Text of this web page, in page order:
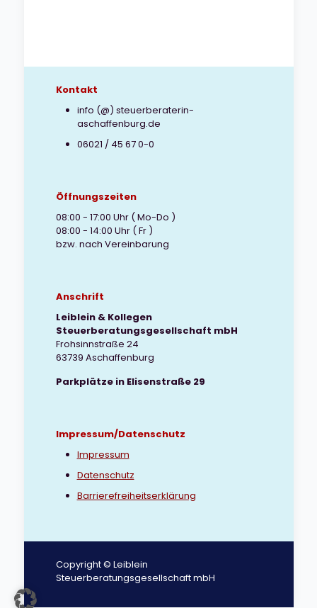
Kontakt
info (@) steuerberaterin-
aschaffenburg.de
06021 / 45 67 0-0
Öffnungszeiten
08:00 - 17:00 Uhr ( Mo-Do )
08:00 - 14:00 Uhr ( Fr )
bzw. nach Vereinbarung
Anschrift
Leiblein & Kollegen
Steuerberatungsgesellschaft mbH
Frohsinnstraße 24
63739 Aschaffenburg
Parkplätze in Elisenstraße 29
Impressum/Datenschutz
Impressum
Datenschutz
Barrierefreiheitserklärung
Copyright © Leiblein
Steuerberatungsgesellschaft mbH